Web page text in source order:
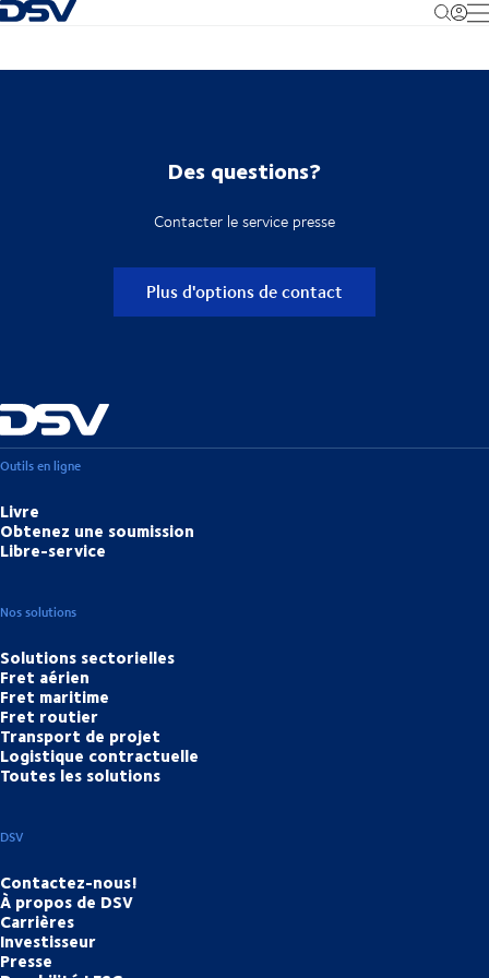
Retour à la page d'accueil
Des questions?
Contacter le service presse
Plus d'options de contact
Outils en ligne
Livre
Obtenez une soumission
Libre-service
Nos solutions
Solutions sectorielles
Fret aérien
Fret maritime
Fret routier
Transport de projet
Logistique contractuelle
Toutes les solutions
DSV
Contactez-nous!
À propos de DSV
Carrières
Investisseur
Presse